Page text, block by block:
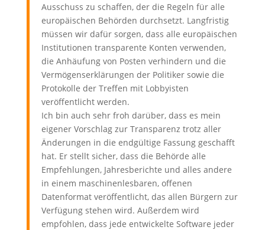
Ausschuss zu schaffen, der die Regeln für alle
europäischen Behörden durchsetzt. Langfristig
müssen wir dafür sorgen, dass alle europäischen
Institutionen transparente Konten verwenden,
die Anhäufung von Posten verhindern und die
Vermögenserklärungen der Politiker sowie die
Protokolle der Treffen mit Lobbyisten
veröffentlicht werden.
Ich bin auch sehr froh darüber, dass es mein
eigener Vorschlag zur Transparenz trotz aller
Änderungen in die endgültige Fassung geschafft
hat. Er stellt sicher, dass die Behörde alle
Empfehlungen, Jahresberichte und alles andere
in einem maschinenlesbaren, offenen
Datenformat veröffentlicht, das allen Bürgern zur
Verfügung stehen wird. Außerdem wird
empfohlen, dass jede entwickelte Software jeder